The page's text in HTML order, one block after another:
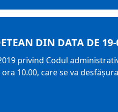
DIN DATA DE
privind Codul
10.00, care se va